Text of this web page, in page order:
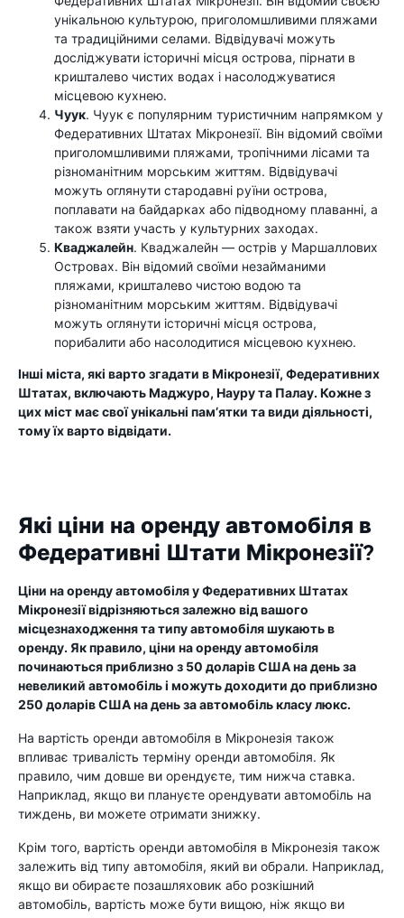
унікальною культурою, приголомшливими пляжами
та традиційними селами. Відвідувачі можуть
досліджувати історичні місця острова, пірнати в
кришталево чистих водах і насолоджуватися
місцевою кухнею.
Чуук. Чуук є популярним туристичним напрямком у
Федеративних Штатах Мікронезії. Він відомий своїми
приголомшливими пляжами, тропічними лісами та
різноманітним морським життям. Відвідувачі
можуть оглянути стародавні руїни острова,
поплавати на байдарках або підводному плаванні, а
також взяти участь у культурних заходах.
Кваджалейн. Кваджалейн — острів у Маршаллових
Островах. Він відомий своїми незайманими
пляжами, кришталево чистою водою та
різноманітним морським життям. Відвідувачі
можуть оглянути історичні місця острова,
порибалити або насолодитися місцевою кухнею.
Інші міста, які варто згадати в Мікронезії, Федеративних
Штатах, включають Маджуро, Науру та Палау. Кожне з
цих міст має свої унікальні пам’ятки та види діяльності,
тому їх варто відвідати.
Які ціни на оренду автомобіля в
Федеративні Штати Мікронезії?
Ціни на оренду автомобіля у Федеративних Штатах
Мікронезії відрізняються залежно від вашого
місцезнаходження та типу автомобіля шукають в
оренду. Як правило, ціни на оренду автомобіля
починаються приблизно з 50 доларів США на день за
невеликий автомобіль і можуть доходити до приблизно
250 доларів США на день за автомобіль класу люкс.
На вартість оренди автомобіля в Мікронезія також
впливає тривалість терміну оренди автомобіля. Як
правило, чим довше ви орендуєте, тим нижча ставка.
Наприклад, якщо ви плануєте орендувати автомобіль на
тиждень, ви можете отримати знижку.
Крім того, вартість оренди автомобіля в Мікронезія також
залежить від типу автомобіля, який ви обрали. Наприклад,
якщо ви обираєте позашляховик або розкішний
автомобіль, вартість може бути вищою, ніж якщо ви